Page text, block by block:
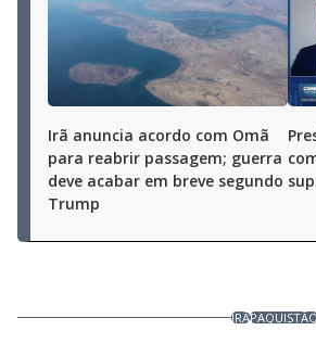
Irã anuncia acordo com Omã
para reabrir passagem; guerra
deve acabar em breve segundo
Trump
IRÃ